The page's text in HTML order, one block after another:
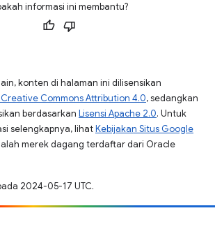
informasi ini membantu?
konten di halaman ini dilisensikan
Creative Commons Attribution 4.0, sedangkan
berdasarkan Lisensi Apache 2.0. Untuk
selengkapnya, lihatKebijakan Situs Google
merek dagang terdaftar dari Oracle
2024-05-17 UTC.